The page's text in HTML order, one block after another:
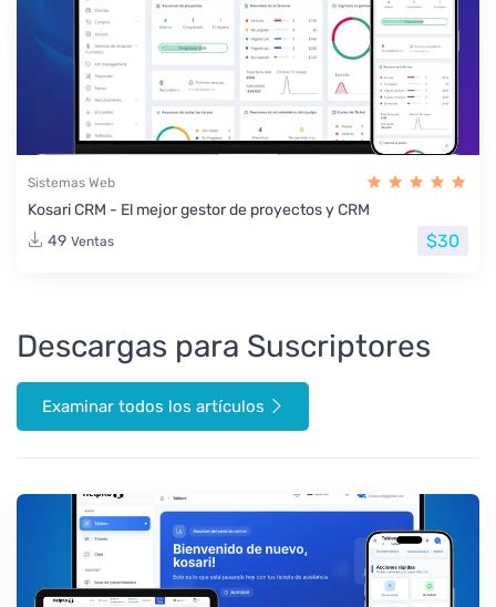
Sistemas Web
Kosari CRM - El mejor gestor de proyectos y CRM
49 Ventas $30
Descargas para Suscriptores
Examinar todos los artículos